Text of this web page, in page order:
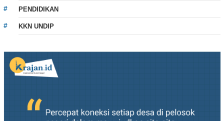
PENDIDIKAN
KKN UNDIP